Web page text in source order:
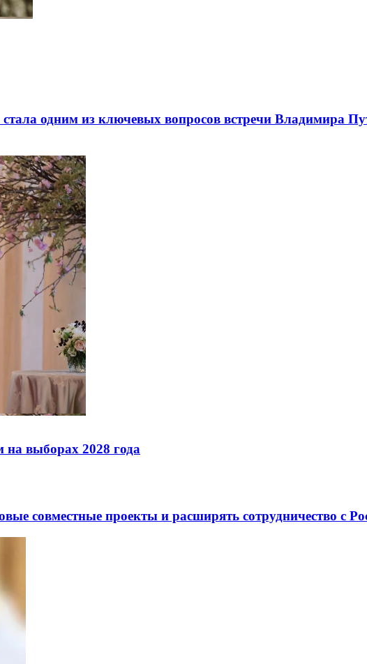
одним из ключевых вопросов встречи Владимира
на выборах 2028 года
совместные проекты и расширять сотрудничество с